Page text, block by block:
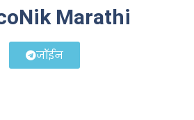
Marathi
जॉईन